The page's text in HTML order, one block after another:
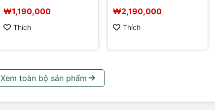
₩1,190,000
Thích
₩2,190,000
Thích
Xem toàn bộ sản phẩm